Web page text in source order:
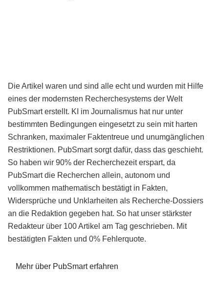
Die Artikel waren und sind alle echt und wurden mit Hilfe
eines der modernsten Recherchesystems der Welt
PubSmart erstellt. KI im Journalismus hat nur unter
bestimmten Bedingungen eingesetzt zu sein mit harten
Schranken, maximaler Faktentreue und unumgänglichen
Restriktionen. PubSmart sorgt dafür, dass das geschieht.
So haben wir 90% der Recherchezeit erspart, da
PubSmart die Recherchen allein, autonom und
vollkommen mathematisch bestätigt in Fakten,
Widersprüche und Unklarheiten als Recherche-Dossiers
an die Redaktion gegeben hat. So hat unser stärkster
Redakteur über 100 Artikel am Tag geschrieben. Mit
bestätigten Fakten und 0% Fehlerquote.
Mehr über PubSmart erfahren